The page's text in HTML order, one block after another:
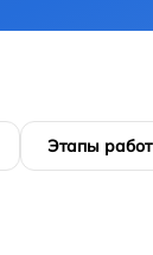
Этапы работ